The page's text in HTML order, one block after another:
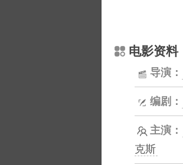
电影资料
导演：
编剧：
主演：
克斯